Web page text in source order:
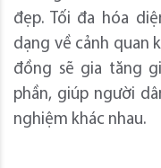
đẹp. Tối đa hóa
dạng về cảnh quan
đồng sẽ gia tăng
phần, giúp người
nghiệm khác nhau.